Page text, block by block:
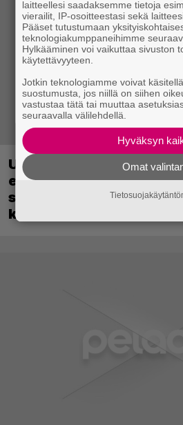
Uutta PS5-
ensimmäiseksi peliksi,
suunniteltu täysin
kosketuslevyn ympärille
laitteellesi saadaksemme tietoja
vierailit, IP-osoitteestasi sekä
Pääset tutustumaan
teknologiakumppaneihimme
Hylkääminen voi vaikuttaa sivuston
käytettävyyteen.
Jotkin teknologiamme voivat
suostumusta, jos niillä on siihen
vastustaa tätä tai muuttaa
seuraavalla välilehdellä.
Hyväksyn
Omat